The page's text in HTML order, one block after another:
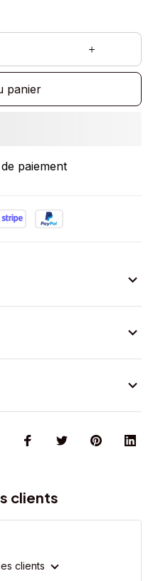
panier
paiement
clients
clients